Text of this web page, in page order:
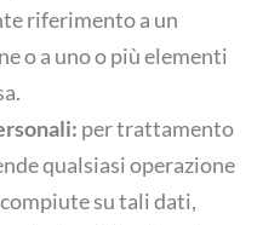
riferimento a un
o a uno o più elementi
per trattamento
qualsiasi operazione
su tali dati,